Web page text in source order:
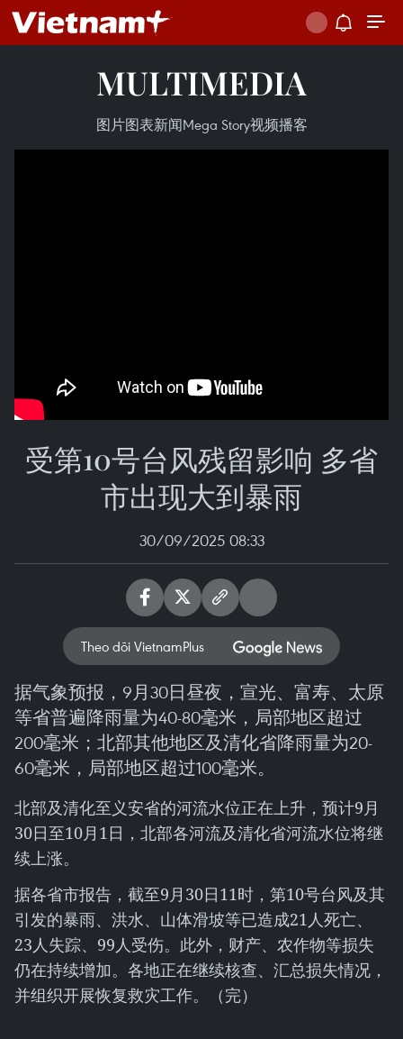
MULTIMEDIA
图片图表新闻Mega Story视频播客
受第10号台风残留影响 多省
市出现大到暴雨
30/09/2025 08:33
Theo dõi VietnamPlus
据气象预报，9月30日昼夜，宣光、富寿、太原
等省普遍降雨量为40-80毫米，局部地区超过
200毫米；北部其他地区及清化省降雨量为20-
60毫米，局部地区超过100毫米。
北部及清化至义安省的河流水位正在上升，预计9月
30日至10月1日，北部各河流及清化省河流水位将继
续上涨。
据各省市报告，截至9月30日11时，第10号台风及其
引发的暴雨、洪水、山体滑坡等已造成21人死亡、
23人失踪、99人受伤。此外，财产、农作物等损失
仍在持续增加。各地正在继续核查、汇总损失情况，
并组织开展恢复救灾工作。（完）